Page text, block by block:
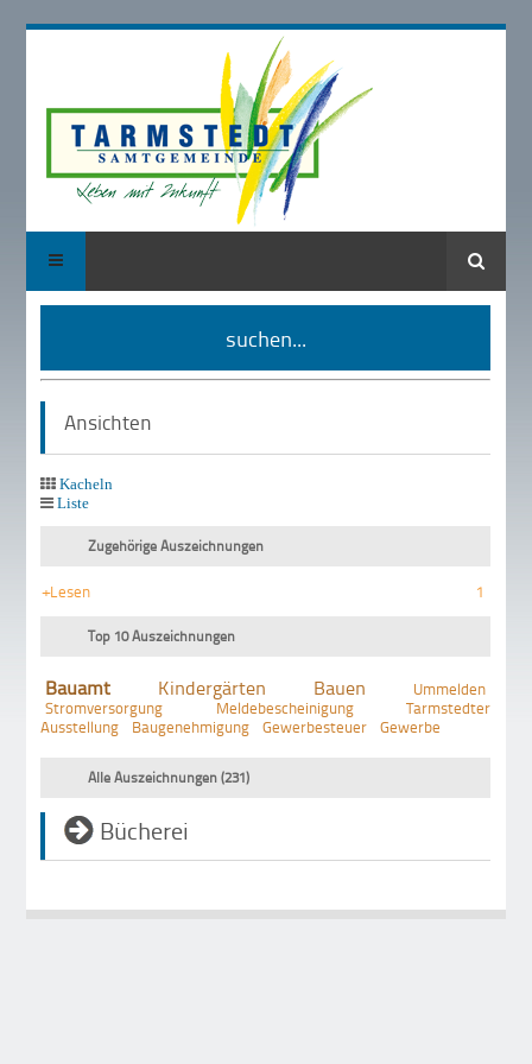
Suche
suchen...
Ansichten
Kacheln
Liste
Zugehörige Auszeichnungen
+Lesen 1
Top 10 Auszeichnungen
Bauamt Kindergärten Bauen
Ummelden
Stromversorgung
Meldebescheinigung
Tarmstedter
Ausstellung
Baugenehmigung Gewerbesteuer Gewerbe
Alle Auszeichnungen (231)
Bücherei